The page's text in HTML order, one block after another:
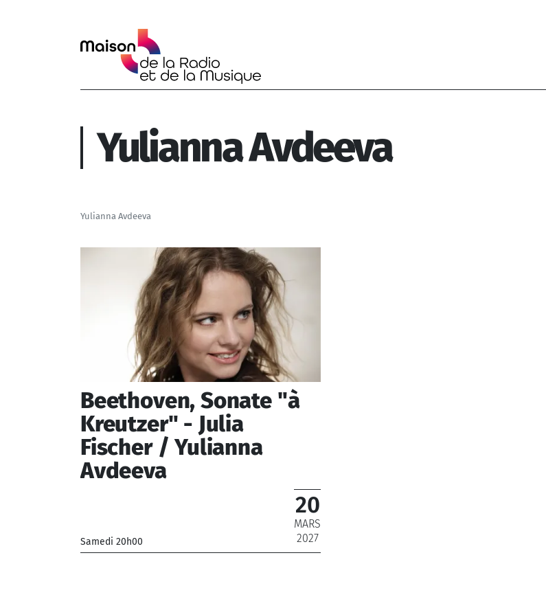
Yulianna Avdeeva
Yulianna Avdeeva
Beethoven, Sonate "à
Kreutzer" - Julia
Fischer / Yulianna
Avdeeva
Samedi 20h00
20
MARS
2027